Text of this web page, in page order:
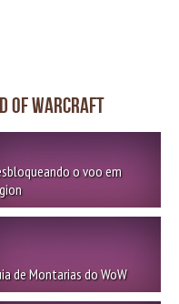
of Warcraft
o voo em
de Montarias do WoW